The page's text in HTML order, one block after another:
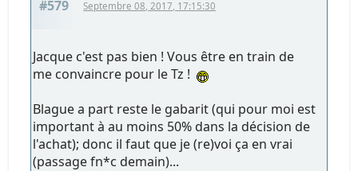
#579 Septembre 08, 2017, 17:15:30
Jacque c'est pas bien ! Vous être en train de
me convaincre pour le Tz !
Blague a part reste le gabarit (qui pour moi est
important à au moins 50% dans la décision de
l'achat); donc il faut que je (re)voi ça en vrai
(passage fn*c demain)...